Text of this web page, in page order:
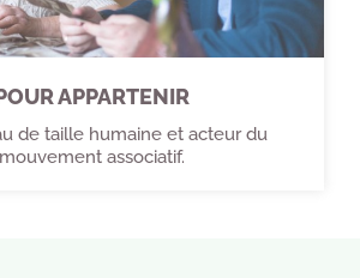
APPARTENIR
de taille humaine et acteur du
mouvement associatif.